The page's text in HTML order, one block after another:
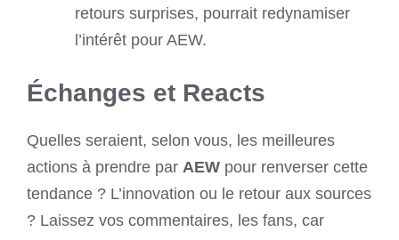
retours surprises, pourrait redynamiser
l’intérêt pour AEW.
Échanges et Reacts
Quelles seraient, selon vous, les meilleures
actions à prendre par AEW pour renverser cette
tendance ? L’innovation ou le retour aux sources
? Laissez vos commentaires, les fans, car